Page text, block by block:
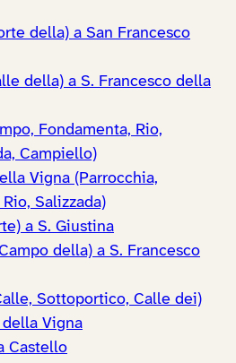
della) a San Francesco
della) a S. Francesco della
Fondamenta, Rio,
Campiello)
Vigna (Parrocchia,
Salizzada)
a S. Giustina
della) a S. Francesco
Sottoportico, Calle dei)
della Vigna
Castello